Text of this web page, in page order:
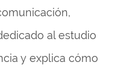
al estudio
y explica cómo